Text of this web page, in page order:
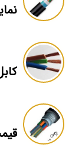
کابل برق